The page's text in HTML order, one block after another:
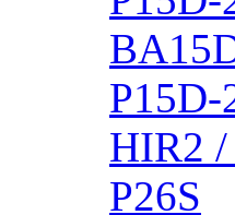
P15D-
HIR2 /
P26S